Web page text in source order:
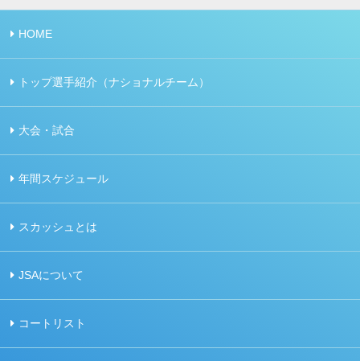
HOME
トップ選手紹介（ナショナルチーム）
大会・試合
年間スケジュール
スカッシュとは
JSAについて
コートリスト